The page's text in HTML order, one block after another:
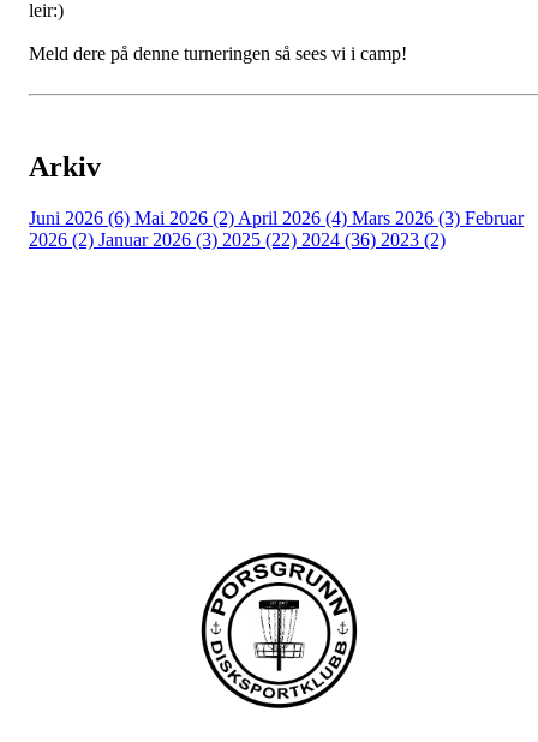
leir:)
Meld dere på denne turneringen så sees vi i camp!
Arkiv
Juni 2026 (6) Mai 2026 (2) April 2026 (4) Mars 2026 (3) Februar
2026 (2) Januar 2026 (3) 2025 (22) 2024 (36) 2023 (2)